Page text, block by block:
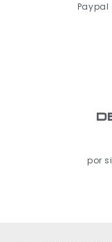
Paypal
por